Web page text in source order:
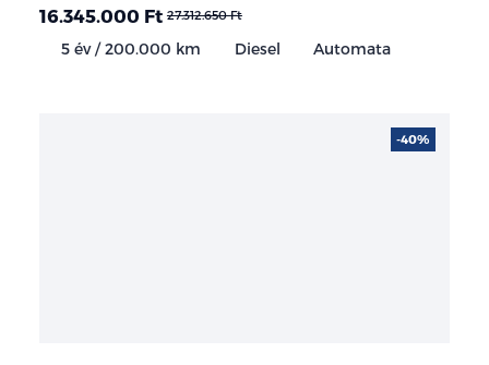
16.345.000 Ft 27.312.650 Ft
5 év / 200.000 km Diesel Automata
-40%